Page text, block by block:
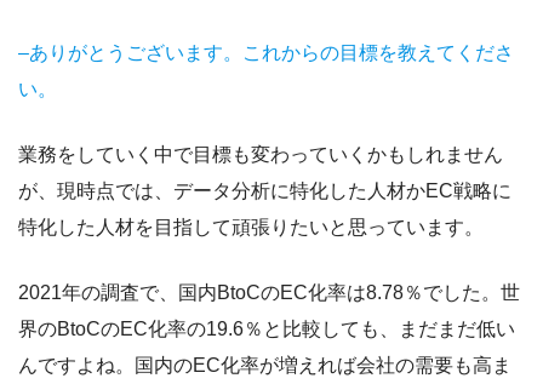
–ありがとうございます。これからの目標を教えてくださ
い。
業務をしていく中で目標も変わっていくかもしれません
が、現時点では、データ分析に特化した人材かEC戦略に
特化した人材を目指して頑張りたいと思っています。
2021年の調査で、国内BtoCのEC化率は8.78％でした。世
界のBtoCのEC化率の19.6％と比較しても、まだまだ低い
んですよね。国内のEC化率が増えれば会社の需要も高ま